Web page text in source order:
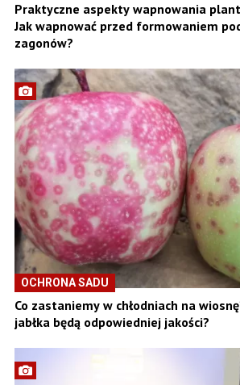
Praktyczne aspekty wapnowania
Jak wapnować przed formowaniem
zagonów?
OCHRONA SADU
Co zastaniemy w chłodniach na
jabłka będą odpowiedniej jakości?